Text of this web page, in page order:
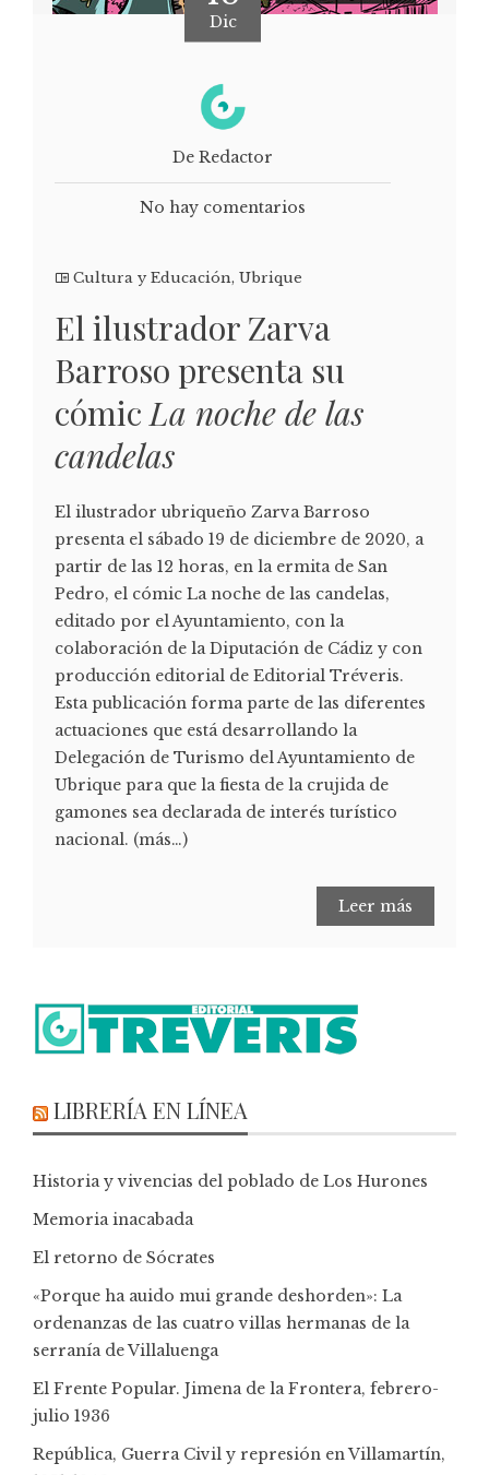
Dic
De Redactor
No hay comentarios
Cultura y Educación, Ubrique
El ilustrador Zarva
Barroso presenta su
cómic La noche de las
candelas
El ilustrador ubriqueño Zarva Barroso
presenta el sábado 19 de diciembre de 2020, a
partir de las 12 horas, en la ermita de San
Pedro, el cómic La noche de las candelas,
editado por el Ayuntamiento, con la
colaboración de la Diputación de Cádiz y con
producción editorial de Editorial Tréveris.
Esta publicación forma parte de las diferentes
actuaciones que está desarrollando la
Delegación de Turismo del Ayuntamiento de
Ubrique para que la fiesta de la crujida de
gamones sea declarada de interés turístico
nacional. (más…)
Leer más
LIBRERÍA EN LÍNEA
Historia y vivencias del poblado de Los Hurones
Memoria inacabada
El retorno de Sócrates
«Porque ha auido mui grande deshorden»: La
ordenanzas de las cuatro villas hermanas de la
serranía de Villaluenga
El Frente Popular. Jimena de la Frontera, febrero-
julio 1936
República, Guerra Civil y represión en Villamartín,